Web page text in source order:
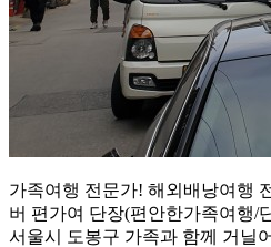
가족여행 전문가! 해외배낭여행
버 편가여 단장(편안한가족여행/
서울시 도봉구 가족과 함께 거닐